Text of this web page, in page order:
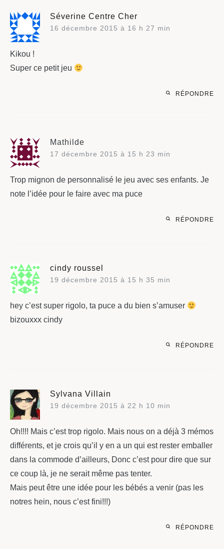
Séverine Centre Cher
16 décembre 2015 à 16 h 27 min
Kikou !
Super ce petit jeu
RÉPONDRE
Mathilde
17 décembre 2015 à 15 h 23 min
Trop mignon de personnalisé le jeu avec ses enfants. Je
note l’idée pour le faire avec ma puce
RÉPONDRE
cindy roussel
19 décembre 2015 à 15 h 35 min
hey c’est super rigolo, ta puce a du bien s’amuser
bizouxxx cindy
RÉPONDRE
Sylvana Villain
19 décembre 2015 à 22 h 10 min
Oh!!!! Mais c’est trop rigolo. Mais nous on a déjà 3 mémos
différents, et je crois qu’il y en a un qui est rester emballer
dans la commode d’ailleurs, Donc c’est pour dire que sur
ce coup là, je ne serait même pas tenter.
Mais peut être une idée pour les bébés a venir (pas les
notres hein, nous c’est fini!!!)
RÉPONDRE